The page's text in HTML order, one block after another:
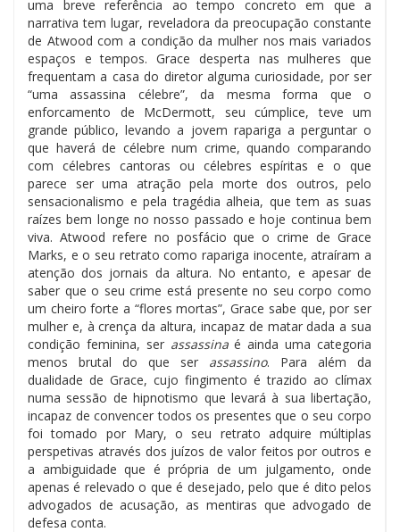
uma breve referência ao tempo concreto em que a
narrativa tem lugar, reveladora da preocupação constante
de Atwood com a condição da mulher nos mais variados
espaços e tempos. Grace desperta nas mulheres que
frequentam a casa do diretor alguma curiosidade, por ser
“uma assassina célebre”, da mesma forma que o
enforcamento de McDermott, seu cúmplice, teve um
grande público, levando a jovem rapariga a perguntar o
que haverá de célebre num crime, quando comparando
com célebres cantoras ou célebres espíritas e o que
parece ser uma atração pela morte dos outros, pelo
sensacionalismo e pela tragédia alheia, que tem as suas
raízes bem longe no nosso passado e hoje continua bem
viva. Atwood refere no posfácio que o crime de Grace
Marks, e o seu retrato como rapariga inocente, atraíram a
atenção dos jornais da altura. No entanto, e apesar de
saber que o seu crime está presente no seu corpo como
um cheiro forte a “flores mortas”, Grace sabe que, por ser
mulher e, à crença da altura, incapaz de matar dada a sua
condição feminina, ser assassinaé ainda uma categoria
menos brutal do que ser assassino. Para além da
dualidade de Grace, cujo fingimento é trazido ao clímax
numa sessão de hipnotismo que levará à sua libertação,
incapaz de convencer todos os presentes que o seu corpo
foi tomado por Mary, o seu retrato adquire múltiplas
perspetivas através dos juízos de valor feitos por outros e
a ambiguidade que é própria de um julgamento, onde
apenas é relevado o que é desejado, pelo que é dito pelos
advogados de acusação, as mentiras que advogado de
defesa conta.